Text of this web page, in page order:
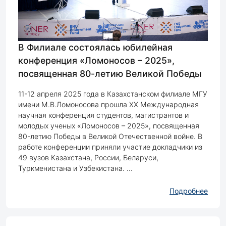
В Филиале состоялась юбилейная
конференция «Ломоносов – 2025»,
посвященная 80-летию Великой Победы
11-12 апреля 2025 года в Казахстанском филиале МГУ
имени М.В.Ломоносова прошла XX Международная
научная конференция студентов, магистрантов и
молодых ученых «Ломоносов – 2025», посвященная
80-летию Победы в Великой Отечественной войне. В
работе конференции приняли участие докладчики из
49 вузов Казахстана, России, Беларуси,
Туркменистана и Узбекистана. ...
Подробнее